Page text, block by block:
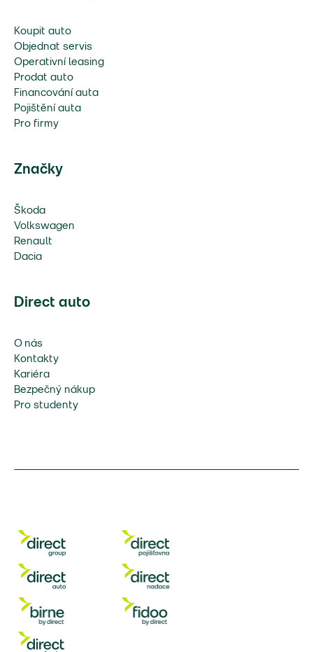
Koupit auto
Objednat servis
Operativní leasing
Prodat auto
Financování auta
Pojištění auta
Pro firmy
Značky
Škoda
Volkswagen
Renault
Dacia
Direct auto
O nás
Kontakty
Kariéra
Bezpečný nákup
Pro studenty